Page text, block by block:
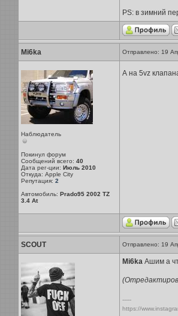
PS: в зимний
Mi6ka Отправлено: 19
Наблюдатель
Покинул форум
Сообщений всего: 40
Дата рег-ции: Июль 2010
Откуда: Apple City
Репутация: 2
Автомобиль: Prado95 2002 TZ
3.4 At
А на 5vz
SCOUT Отправлено: 19
Mi6kaАшим а
-----
https://